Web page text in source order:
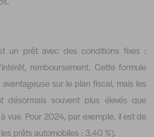
un prêt avec des conditions fixes :
remboursement. Cette formule
sur le plan fiscal, mais les
désormais souvent plus élevés que
vue. Pour 2024, par exemple, il est de
prêts automobiles : 3,40 %).